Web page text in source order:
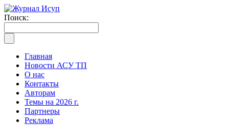
Поиск:
Главная
Новости АСУ ТП
О нас
Контакты
Авторам
Темы на 2026 г.
Партнеры
Реклама